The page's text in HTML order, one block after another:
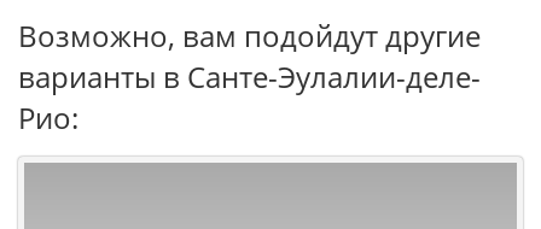
Возможно, вам подойдут другие
варианты в Санте-Эулалии-деле-
Рио: